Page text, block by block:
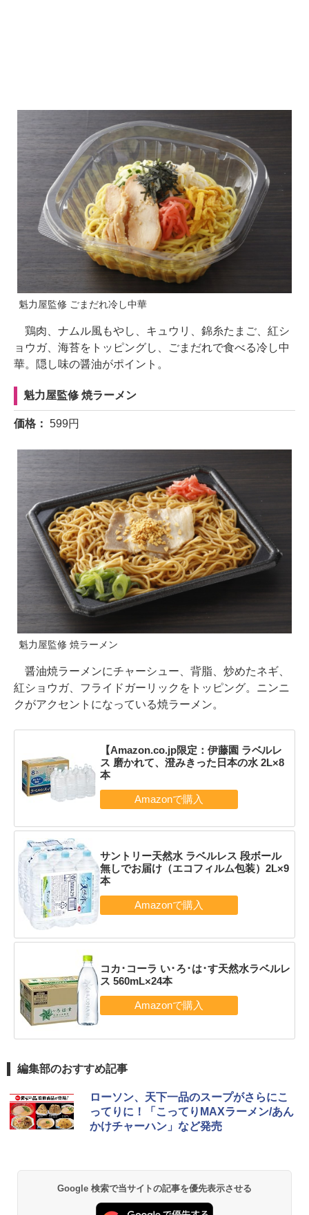
魁力屋監修 ごまだれ冷し中華
鶏肉、ナムル風もやし、キュウリ、錦糸たまご、紅シ
ョウガ、海苔をトッピングし、ごまだれで食べる冷し中
華。隠し味の醤油がポイント。
魁力屋監修 焼ラーメン
価格： 599円
魁力屋監修 焼ラーメン
醤油焼ラーメンにチャーシュー、背脂、炒めたネギ、
紅ショウガ、フライドガーリックをトッピング。ニンニ
クがアクセントになっている焼ラーメン。
【Amazon.co.jp限定：伊藤園 ラベルレ
ス 磨かれて、澄みきった日本の水 2L×8
本
サントリー天然水 ラベルレス 段ボール
無しでお届け（エコフィルム包装）2L×9
本
コカ･コーラ い･ろ･は･す天然水ラベルレ
ス 560mL×24本
編集部のおすすめ記事
ローソン、天下一品のスープがさらにこ
ってりに！「こってりMAXラーメン/あん
かけチャーハン」など発売
Google 検索で当サイトの記事を優先表示させる